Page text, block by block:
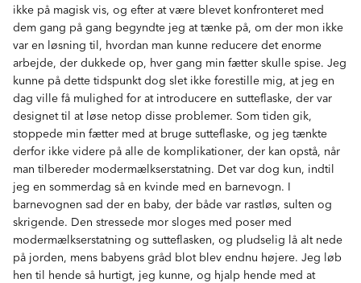
ikke på magisk vis, og efter at være blevet konfronteret med
dem gang på gang begyndte jeg at tænke på, om der mon ikke
var en løsning til, hvordan man kunne reducere det enorme
arbejde, der dukkede op, hver gang min fætter skulle spise. Jeg
kunne på dette tidspunkt dog slet ikke forestille mig, at jeg en
dag ville få mulighed for at introducere en sutteflaske, der var
designet til at løse netop disse problemer. Som tiden gik,
stoppede min fætter med at bruge sutteflaske, og jeg tænkte
derfor ikke videre på alle de komplikationer, der kan opstå, når
man tilbereder modermælkserstatning. Det var dog kun, indtil
jeg en sommerdag så en kvinde med en barnevogn. I
barnevognen sad der en baby, der både var rastløs, sulten og
skrigende. Den stressede mor sloges med poser med
modermælkserstatning og sutteflasken, og pludselig lå alt nede
på jorden, mens babyens gråd blot blev endnu højere. Jeg løb
hen til hende så hurtigt, jeg kunne, og hjalp hende med at